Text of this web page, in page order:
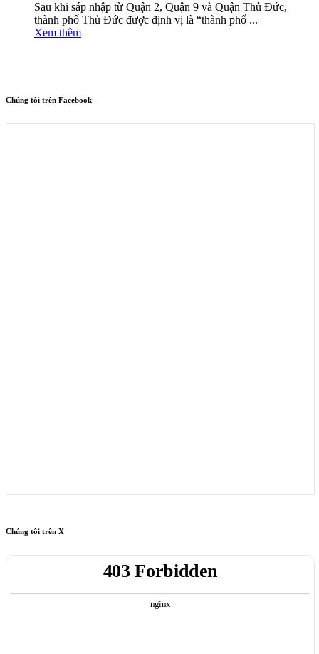
Sau khi sáp nhập từ Quận 2, Quận 9 và Quận Thủ Đức,
thành phố Thủ Đức được định vị là “thành phố ...
Xem thêm
Chúng tôi trên Facebook
Chúng tôi trên X